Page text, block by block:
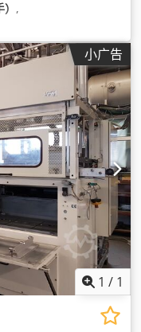
,
小广告
1 / 1